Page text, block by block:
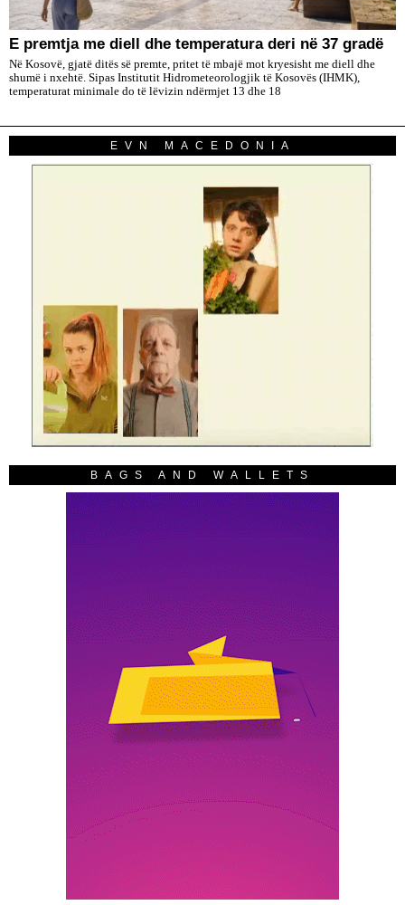
E premtja me diell dhe temperatura deri në 37 gradë
Në Kosovë, gjatë ditës së premte, pritet të mbajë mot kryesisht me diell dhe
shumë i nxehtë. Sipas Institutit Hidrometeorologjik të Kosovës (IHMK),
temperaturat minimale do të lëvizin ndërmjet 13 dhe 18
EVN MACEDONIA
BAGS AND WALLETS